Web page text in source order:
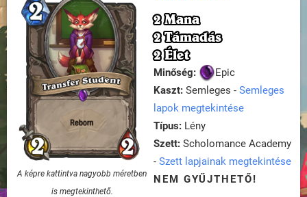
A képre kattintva nagyobb méretben
is megtekinthető.
2 Mana
2 Támadás
2 Élet
Minőség:
Epic
Kaszt: Semleges - Semleges
lapok megtekintése
Típus: Lény
Szett: Scholomance Academy
- Szett lapjainak megtekintése
NEM GYŰJTHETŐ!